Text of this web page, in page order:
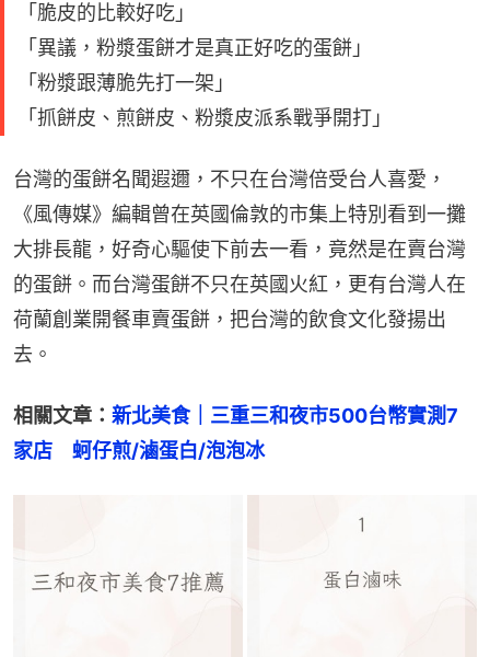
「脆皮的比較好吃」
「異議，粉漿蛋餅才是真正好吃的蛋餅」
「粉漿跟薄脆先打一架」
「抓餅皮、煎餅皮、粉漿皮派系戰爭開打」
台灣的蛋餅名聞遐邇，不只在台灣倍受台人喜愛，
《風傳媒》編輯曾在英國倫敦的市集上特別看到一攤
大排長龍，好奇心驅使下前去一看，竟然是在賣台灣
的蛋餅。而台灣蛋餅不只在英國火紅，更有台灣人在
荷蘭創業開餐車賣蛋餅，把台灣的飲食文化發揚出
去。
相關文章： 新北美食｜三重三和夜市500台幣實測7
家店　蚵仔煎/滷蛋白/泡泡冰